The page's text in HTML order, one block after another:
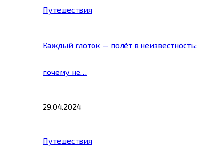
Путешествия
Каждый глоток — полёт в неизвестность:
почему не…
29.04.2024
Путешествия